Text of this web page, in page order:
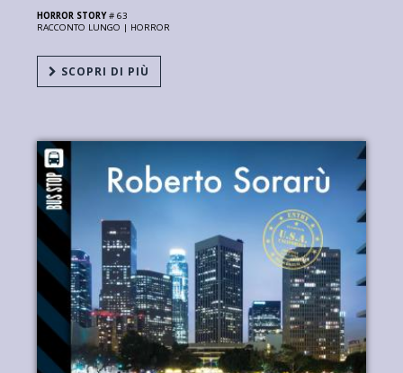
HORROR STORY# 63
RACCONTO LUNGO | HORROR
SCOPRI DI PIÙ